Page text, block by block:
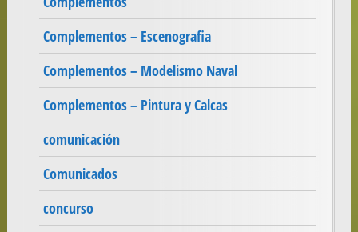
Complementos – Escenografia
Complementos – Modelismo Naval
Complementos – Pintura y Calcas
comunicación
Comunicados
concurso